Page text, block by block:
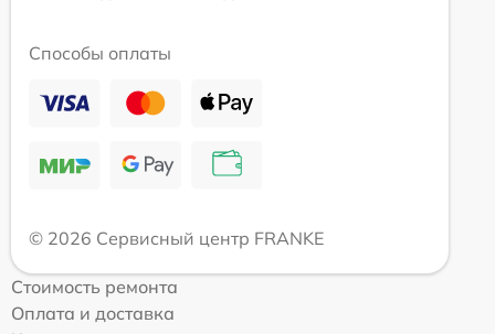
Способы оплаты
© 2026 Сервисный центр FRANKE
Стоимость ремонта
Оплата и доставка